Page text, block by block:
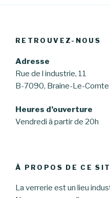
RETROUVEZ-NOUS
Adresse
Rue de l industrie, 11
B-7090, Braine-Le-Comte
Heures d’ouverture
Vendredi à partir de 20h
À PROPOS DE CE
La verrerie est un lieu